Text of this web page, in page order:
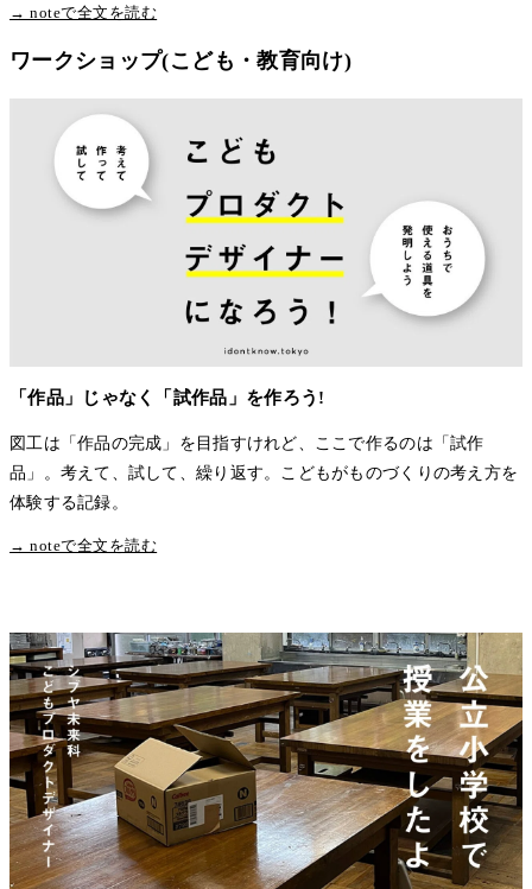
→ noteで全文を読む
ワークショップ(こども・教育向け)
「作品」じゃなく「試作品」を作ろう!
図工は「作品の完成」を目指すけれど、ここで作るのは「試作
品」。考えて、試して、繰り返す。こどもがものづくりの考え方を
体験する記録。
→ noteで全文を読む